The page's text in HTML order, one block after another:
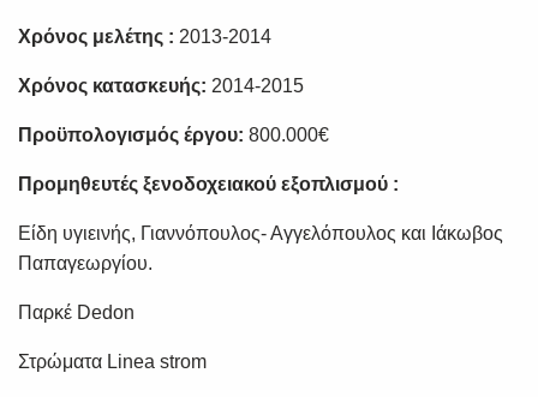
Χρόνος μελέτης : 2013-2014
Χρόνος κατασκευής: 2014-2015
Προϋπολογισμός έργου: 800.000€
Προμηθευτές ξενοδοχειακού εξοπλισμού :
Είδη υγιεινής, Γιαννόπουλος- Αγγελόπουλος και Ιάκωβος
Παπαγεωργίου.
Παρκέ Dedon
Στρώματα Linea strom